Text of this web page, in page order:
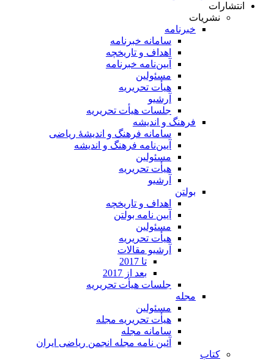
انتشارات
نشریات
خبرنامه
سامانه خبرنامه
اهداف و تاریخچه
آیین‌نامه خبرنامه
مسئولین
هیأت تحریریه
آرشیو
جلسات هیأت تحریریه
فرهنگ و اندیشه
سامانه فرهنگ و اندیشۀ ریاضی
آیین‌نامه فرهنگ و اندیشه
مسئولین
هیأت تحریریه
آرشیو
بولتن
اهداف و تاریخچه
آیین نامه بولتن
مسئولین
هیأت تحریریه
آرشیو مقالات
تا 2017
بعد از 2017
جلسات هیأت تحریریه
مجله
مسئولین
هیأت تحریریه مجله
سامانه مجله
آئین نامه مجله انجمن ریاضی ایران
کتاب